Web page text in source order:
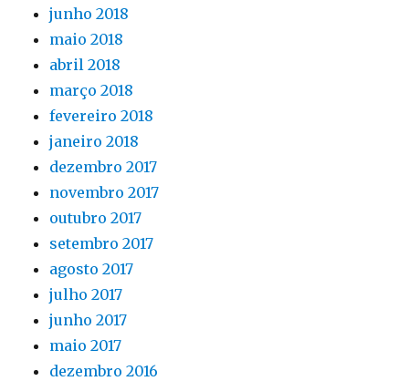
junho 2018
maio 2018
abril 2018
março 2018
fevereiro 2018
janeiro 2018
dezembro 2017
novembro 2017
outubro 2017
setembro 2017
agosto 2017
julho 2017
junho 2017
maio 2017
dezembro 2016